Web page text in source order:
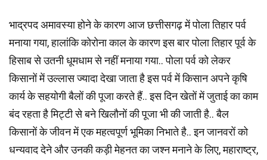
भाद्रपद अमावस्या होने के कारण आज छत्तीसगढ़ में पोला तिहार पर्व
मनाया गया, हालांकि कोरोना काल के कारण इस बार पोला तिहार पूर्व के
हिसाब से उतनी धूमधाम से नहीं मनाया गया.. पोला पर्व को लेकर
किसानों में उल्लास ज्यादा देखा जाता है इस पर्व में किसान अपने कृषि
कार्य के सहयोगी बैलों की पूजा करते हैं.. इस दिन खेतों में जुताई का काम
बंद रहता है मिट्टी से बने खिलौनों की पूजा भी की जाती है.. बैल
किसानों के जीवन में एक महत्वपूर्ण भूमिका निभाते है.. इन जानवरों को
धन्यवाद देने और उनकी कड़ी मेहनत का जश्न मनाने के लिए, महाराष्ट्र,